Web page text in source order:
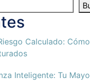
Calculado:
Inteligente: Tu